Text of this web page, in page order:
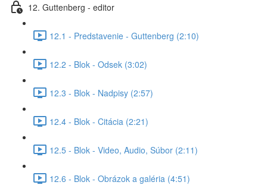
12. Guttenberg - editor
12.1 - Predstavenie - Guttenberg (2:10)
12.2 - Blok - Odsek (3:02)
12.3 - Blok - Nadpisy (2:57)
12.4 - Blok - Citácia (2:21)
12.5 - Blok - Video, Audio, Súbor (2:11)
12.6 - Blok - Obrázok a galéria (4:51)